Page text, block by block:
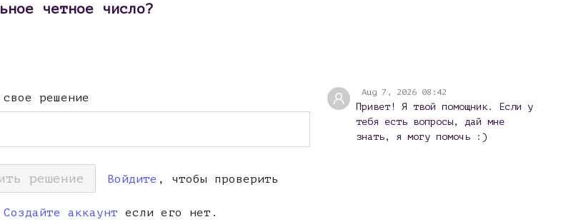
четное число?
решение
решение Войдите , чтобы проверить
Создайте аккаунт если его нет.
Aug 7, 2026 08:42
Привет! Я твой помощник. Если у
тебя есть вопросы, дай мне
знать, я могу помочь :)